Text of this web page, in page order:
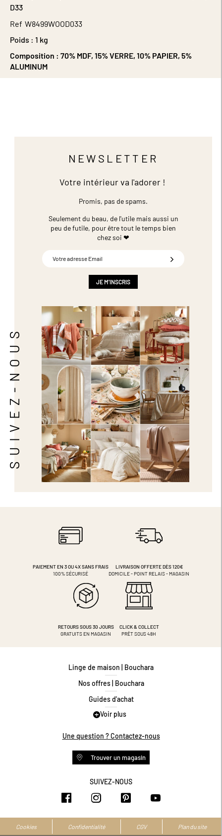
D33
Ref W8499WOOD033
Poids : 1 kg
Composition : 70% MDF, 15% VERRE, 10% PAPIER, 5%
ALUMINUM
SUIVEZ-NOUS
NEWSLETTER
Votre intérieur va l'adorer !
Promis, pas de spams.
Seulement du beau, de l'utile mais aussi un
peu de futile, pour être tout le temps bien
chez soi ❤
JE M'INSCRIS
PAIEMENT EN 3 OU 4XSANS FRAIS
100% SÉCURISÉ
LIVRAISON OFFERTE DÈS 120€
DOMICILE - POINT RELAIS - MAGASIN
RETOURS SOUS 30 JOURS
GRATUITS EN MAGASIN
CLICK & COLLECT
PRÊT SOUS 48H
Linge de maison | Bouchara
Nos offres | Bouchara
Guides d'achat
Guide des tailles
Programme de fidélité
Conditions des offres
Livraison et retours
Accessibilité numérique
Voir plus
Une question ? Contactez-nous
Trouver un magasin
SUIVEZ-NOUS
https://www.facebook.com/
https://https://
Cookies Confidentialité CGV Plan du site